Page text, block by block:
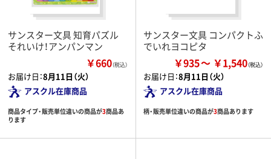
サンスター文具 知育パズル
それいけ！アンパンマン
￥660（税込）
お届け日：8月11日（火）
アスクル在庫商品
商品タイプ・販売単位違いの商品が3商品あ
ります
サンスター文具 コンパクトふ
でいれヨコピタ
￥935 ￥1,540
お届け日：8月11日（火）
アスクル在庫商品
柄・販売単位違いの商品が3商品あります